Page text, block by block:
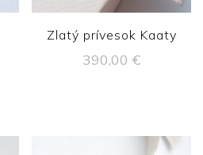
Zlatý prívesok Kaaty
390,00€